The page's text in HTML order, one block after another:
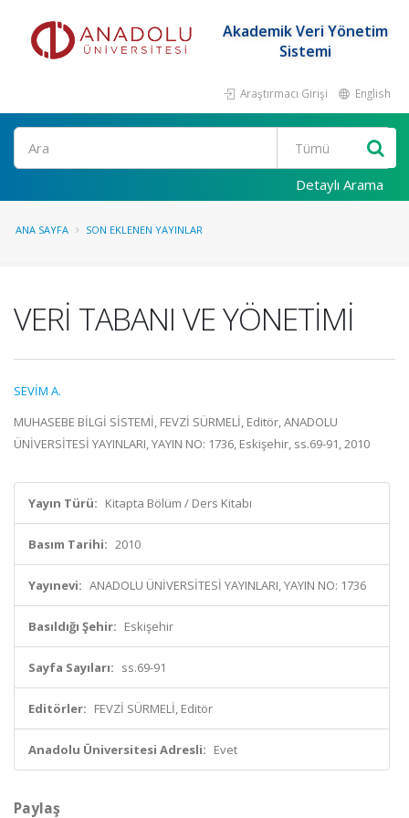
Akademik Veri Yönetim
Sistemi
Araştırmacı Girişi English
Ara
Detaylı Arama
ANA SAYFA SON EKLENEN YAYINLAR
VERİ TABANI VE YÖNETİMİ
SEVİM A.
MUHASEBE BİLGİ SİSTEMİ, FEVZİ SÜRMELİ, Editör, ANADOLU
ÜNİVERSİTESİ YAYINLARI, YAYIN NO: 1736, Eskişehir, ss.69-91, 2010
Yayın Türü: Kitapta Bölüm / Ders Kitabı
Basım Tarihi: 2010
Yayınevi: ANADOLU ÜNİVERSİTESİ YAYINLARI, YAYIN NO: 1736
Basıldığı Şehir: Eskişehir
Sayfa Sayıları: ss.69-91
Editörler: FEVZİ SÜRMELİ, Editör
Anadolu Üniversitesi Adresli: Evet
Paylaş